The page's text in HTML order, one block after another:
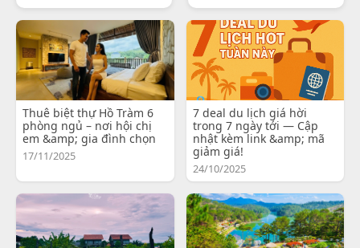
Thuê biệt thự Hồ Tràm 6
phòng ngủ – nơi hội chị
em &amp; gia đình chọn
17/11/2025
7 deal du lịch giá hời
trong 7 ngày tới — Cập
nhật kèm link &amp; mã
giảm giá!
24/10/2025